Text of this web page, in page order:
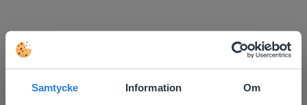
Samtycke Information Om
Upptäck mer!
Sittschema för klassrummet